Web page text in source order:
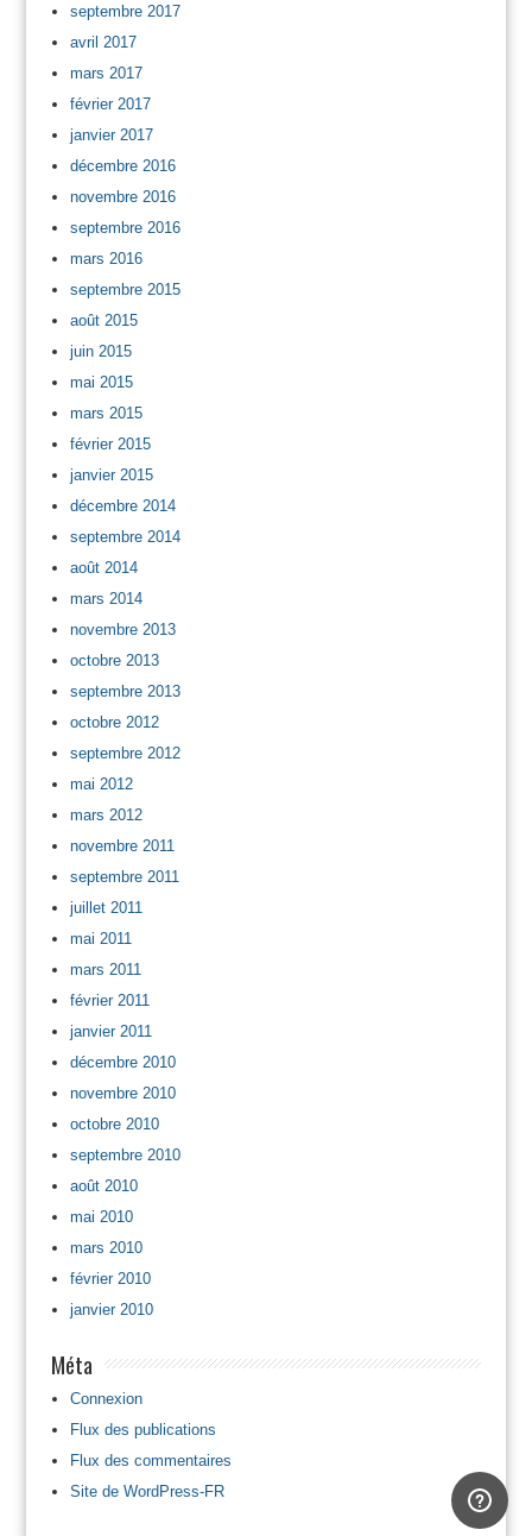
septembre 2017
avril 2017
mars 2017
février 2017
janvier 2017
décembre 2016
novembre 2016
septembre 2016
mars 2016
septembre 2015
août 2015
juin 2015
mai 2015
mars 2015
février 2015
janvier 2015
décembre 2014
septembre 2014
août 2014
mars 2014
novembre 2013
octobre 2013
septembre 2013
octobre 2012
septembre 2012
mai 2012
mars 2012
novembre 2011
septembre 2011
juillet 2011
mai 2011
mars 2011
février 2011
janvier 2011
décembre 2010
novembre 2010
octobre 2010
septembre 2010
août 2010
mai 2010
mars 2010
février 2010
janvier 2010
Méta
Connexion
Flux des publications
Flux des commentaires
Site de WordPress-FR